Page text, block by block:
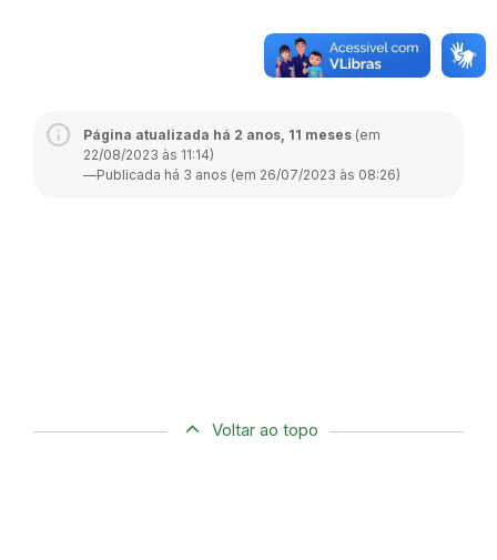
Página atualizada há 2 anos, 11 meses (em
22/08/2023 às 11:14)
—Publicada há 3 anos (em 26/07/2023 às 08:26)
Voltar ao topo